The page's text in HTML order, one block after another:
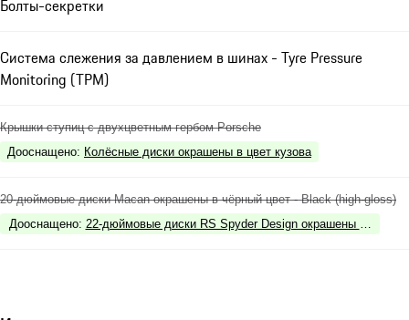
Болты-секретки
Система слежения за давлением в шинах - Tyre Pressure
Monitoring (TPM)
Крышки ступиц с двухцветным гербом Porsche
Дооснащено: Колёсные диски окрашены в цвет кузова
20-дюймовые диски Macan окрашены в чёрный цвет - Black (high-gloss)
Дооснащено: 22-дюймовые диски RS Spyder Design окрашены в